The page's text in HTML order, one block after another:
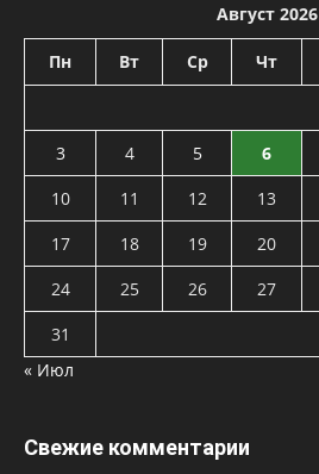
Август 2026
Пн Вт Ср Чт
3
4 5 6
10
11 12 13
17
18 19 20
24
25 26 27
31
« Июл
Свежие комментарии